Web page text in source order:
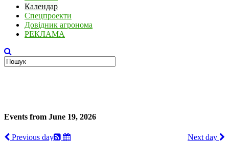
Календар
Спецпроекти
Довідник агронома
РЕКЛАМА
Events from June 19, 2026
Previous day
Next day